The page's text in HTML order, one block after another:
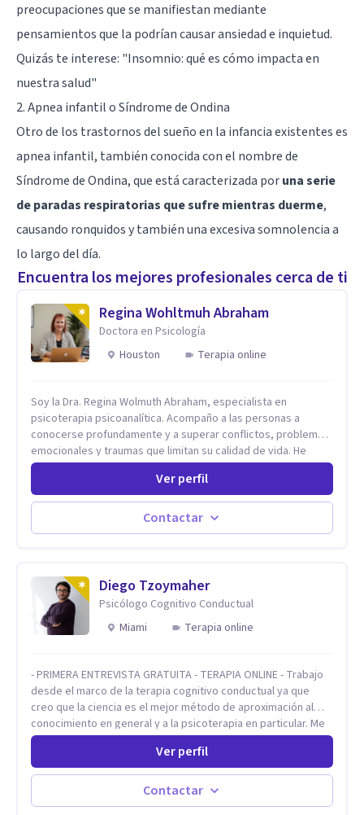
preocupaciones que se manifiestan mediante
pensamientos que la podrían causar ansiedad e inquietud.
Quizás te interese: "Insomnio: qué es cómo impacta en
nuestra salud"
2. Apnea infantil o Síndrome de Ondina
Otro de los trastornos del sueño en la infancia existentes es
apnea infantil, también conocida con el nombre de
Síndrome de Ondina, que está caracterizada poruna serie
de paradas respiratorias que sufre mientras duerme,
causando ronquidos y también una excesiva somnolencia a
lo largo del día.
Encuentra los mejores profesionales cerca de ti
Regina Wohltmuh Abraham
Doctora en Psicología
Houston
Terapia online
Soy la Dra. Regina Wolmuth Abraham, especialista en
psicoterapia psicoanalítica. Acompaño a las personas a
conocerse profundamente y a superar conflictos, problemas
emocionales y traumas que limitan su calidad de vida. He
trabajado en reconocidas instituciones como el Hospital
Psiquiátrico San Rafael, Instituto Psiquiátrico MENDAO, San
Bernardino, Hospital Psiquiátrico Infantil y el Centro de
Integración Juvenil. Además, tuve el privilegio de colaborar
en comunidades como Olivar del Conde y Xochimilco, lo que
Ver perfil
Contactar
Diego Tzoymaher
Psicólogo Cognitivo Conductual
Miami
Terapia online
- PRIMERA ENTREVISTA GRATUITA - TERAPIA ONLINE - Trabajo
desde el marco de la terapia cognitivo conductual ya que
creo que la ciencia es el mejor método de aproximación al
conocimiento en general y a la psicoterapia en particular. Me
interesan los procesos de cambio conductual por los que una
persona pueda alcanzar sus objetivos, transitando,
aceptando y modificando sus patrones cognitivos y
emocionales. Abordo patologías específicas como trastornos
de ansiedad y del ánimo, y también crisis vitales y procesos
Ver perfil
Contactar